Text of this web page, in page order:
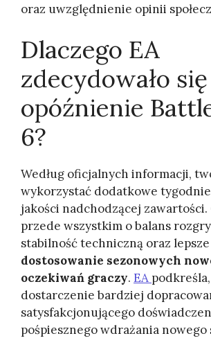
oraz uwzględnienie opinii
Dlaczego EA
zdecydowało
opóźnienie
6?
Według oficjalnych informacji,
wykorzystać dodatkowe
jakości nadchodzącej zawartości.
przede wszystkim o balans
stabilność techniczną oraz lepsze
dostosowanie sezonowych
oczekiwań graczy. EA
dostarczenie bardziej
satysfakcjonującego
pośpiesznego wdrażania nowego